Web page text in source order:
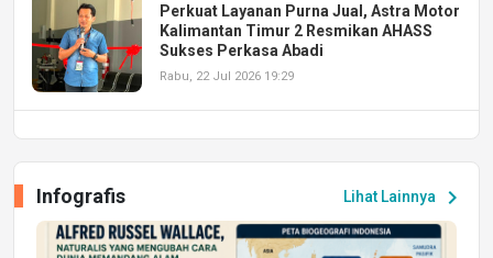
Perkuat Layanan Purna Jual, Astra Motor
Kalimantan Timur 2 Resmikan AHASS
Sukses Perkasa Abadi
Rabu, 22 Jul 2026 19:29
Peluang Kerja dan Magang
Jumat, 17 Jul 2026 22:30
Lihat Lainnya chevron_right
Infografis